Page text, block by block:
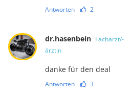
Antworten 2
dr.hasenbein Facharzt/-
ärztin
danke für den deal
Antworten 3